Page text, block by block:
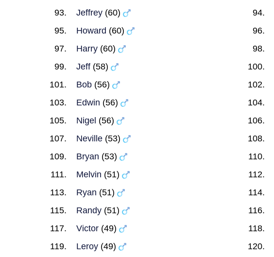
Jeffrey (60)
Howard (60)
Harry (60)
Jeff (58)
Bob (56)
Edwin (56)
Nigel (56)
Neville (53)
Bryan (53)
Melvin (51)
Ryan (51)
Randy (51)
Victor (49)
Leroy (49)